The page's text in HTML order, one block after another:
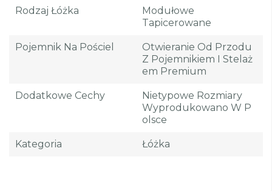
Rodzaj Łóżka
Modułowe
Tapicerowane
Pojemnik Na Pościel
Otwieranie Od Przodu
Z Pojemnikiem I Stelaż
Em Premium
Dodatkowe Cechy
Nietypowe Rozmiary
Wyprodukowano W P
Olsce
Kategoria Łóżka